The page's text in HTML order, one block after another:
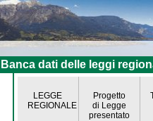
Banca dati delle leggi
LEGGE
REGIONALE
Progetto
di Legge
presentato